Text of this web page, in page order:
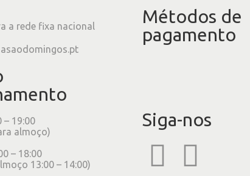
a rede fixa nacional
– 19:00
almoço)
– 18:00
13:00 – 14:00)
Métodos de
pagamento
Siga-nos